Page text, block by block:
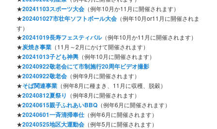
★20241103スポーツ大会 （例年10月か11月に開催されます）
★202401027市壮年ソフトボール大会 （例年10月or11月に開催されま
す）
★20241019長寿フェスティバル（例年10月か11月に開催されます）
★炭焼き事業 （11月～2月にかけて開催されます）
★20241013子ども神輿 （例年10月に開催されます）
★20240922敬老会にて市制施行20周年ビデオ撮影
★20240922敬老会 （例年9月に開催されます）
★そば関連事業 （例年8月に種まき、11月に収穫、脱穀）
★20240812夏祭り （例年8月に開催されます）
★20240615親子ふれあいBBQ （例年6月に開催されます）
★20240601一斉清掃奉仕（例年6月に開催されます）
★20240525地区大運動会 （例年5月に開催されます）